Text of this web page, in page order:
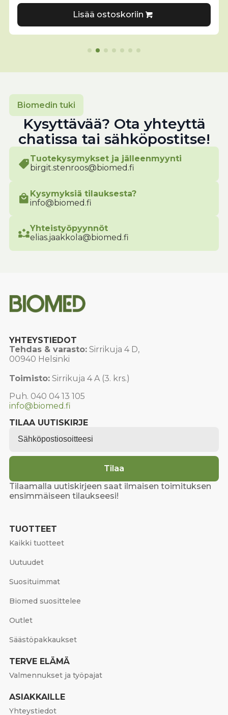
Lisää ostoskoriin
Biomedin tuki
Kysyttävää? Ota yhteyttä
chatissa tai sähköpostitse!
Tuotekysymykset ja jälleenmyynti
birgit.stenroos@biomed.fi
Kysymyksiä tilauksesta?
info@biomed.fi
Yhteistyöpyynnöt
elias.jaakkola@biomed.fi
YHTEYSTIEDOT
Tehdas & varasto:Sirrikuja 4 D,
00940 Helsinki
Toimisto:Sirrikuja 4 A (3. krs.)
Puh. 040 04 13 105
info@biomed.fi
TILAA UUTISKIRJE
Tilaa
Tilaamalla uutiskirjeen saat ilmaisen toimituksen
ensimmäiseen tilaukseesi!
TUOTTEET
Kaikki tuotteet
Uutuudet
Suosituimmat
Biomed suosittelee
Outlet
Säästöpakkaukset
TERVE ELÄMÄ
Valmennukset ja työpajat
ASIAKKAILLE
Yhteystiedot